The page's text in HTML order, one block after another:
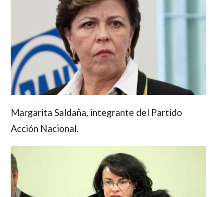
Margarita Saldaña, integrante del Partido
Acción Nacional.